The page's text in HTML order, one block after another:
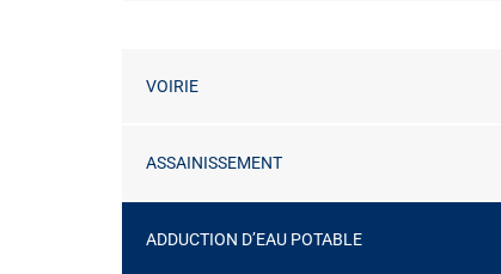
VOIRIE
ASSAINISSEMENT
ADDUCTION D’EAU POTABLE